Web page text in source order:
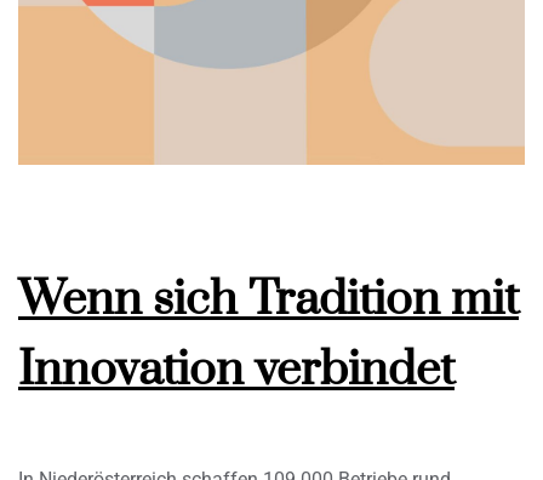
Wenn sich Tradition mit
Innovation verbindet